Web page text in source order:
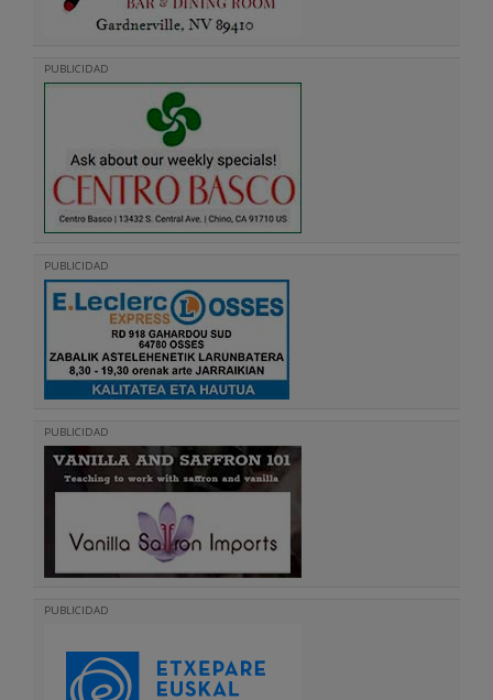
PUBLICIDAD
PUBLICIDAD
PUBLICIDAD
PUBLICIDAD